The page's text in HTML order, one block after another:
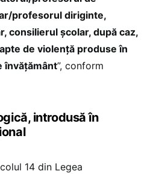
profesorul diriginte,
consilierul școlar, după caz,
de violență produse în
învățământ”, conform
introdusă în
14 din Legea